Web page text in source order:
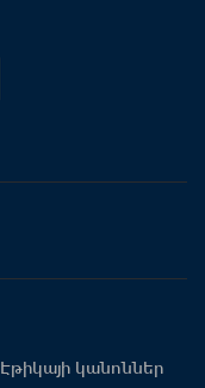
Էթիկայի կանոններ